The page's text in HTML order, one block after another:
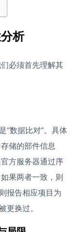
析
必须首先理解其
“数据比对”。具体
储的部件信息
方服务器通过序
果两者一致，则
报告相应项目为
更换过。